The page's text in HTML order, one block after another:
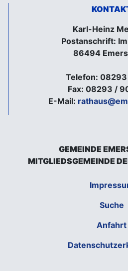
Karl-Heinz
Postanschrift:
86494
Telefon:
Fax: 08293 /
E-Mail:
GEMEINDE
MITGLIEDSGEMEINDE
Suche
Anfahrt